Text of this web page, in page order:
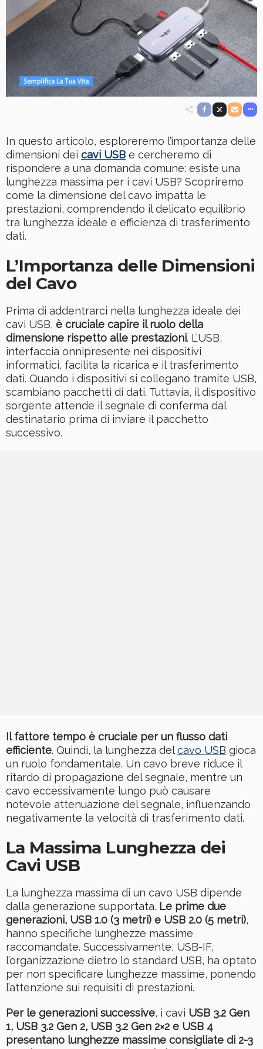
In questo articolo, esploreremo l’importanza delle
dimensioni dei cavi USB e cercheremo di
rispondere a una domanda comune: esiste una
lunghezza massima per i cavi USB? Scopriremo
come la dimensione del cavo impatta le
prestazioni, comprendendo il delicato equilibrio
tra lunghezza ideale e efficienza di trasferimento
dati.
L’Importanza delle Dimensioni
del Cavo
Prima di addentrarci nella lunghezza ideale dei
cavi USB, è cruciale capire il ruolo della
dimensione rispetto alle prestazioni. L’USB,
interfaccia onnipresente nei dispositivi
informatici, facilita la ricarica e il trasferimento
dati. Quando i dispositivi si collegano tramite USB,
scambiano pacchetti di dati. Tuttavia, il dispositivo
sorgente attende il segnale di conferma dal
destinatario prima di inviare il pacchetto
successivo.
Il fattore tempo è cruciale per un flusso dati
efficiente. Quindi, la lunghezza delcavo USB gioca
un ruolo fondamentale. Un cavo breve riduce il
ritardo di propagazione del segnale, mentre un
cavo eccessivamente lungo può causare
notevole attenuazione del segnale, influenzando
negativamente la velocità di trasferimento dati.
La Massima Lunghezza dei
Cavi USB
La lunghezza massima di un cavo USB dipende
dalla generazione supportata. Le prime due
generazioni, USB 1.0 (3 metri) e USB 2.0 (5 metri),
hanno specifiche lunghezze massime
raccomandate. Successivamente, USB-IF,
l’organizzazione dietro lo standard USB, ha optato
per non specificare lunghezze massime, ponendo
l’attenzione sui requisiti di prestazioni.
Per le generazioni successive, i cavi USB 3.2 Gen
1, USB 3.2 Gen 2, USB 3.2 Gen 2×2 e USB 4
presentano lunghezze massime consigliate di 2-3